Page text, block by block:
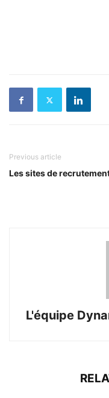
Previous article
Les sites de
L'équipe